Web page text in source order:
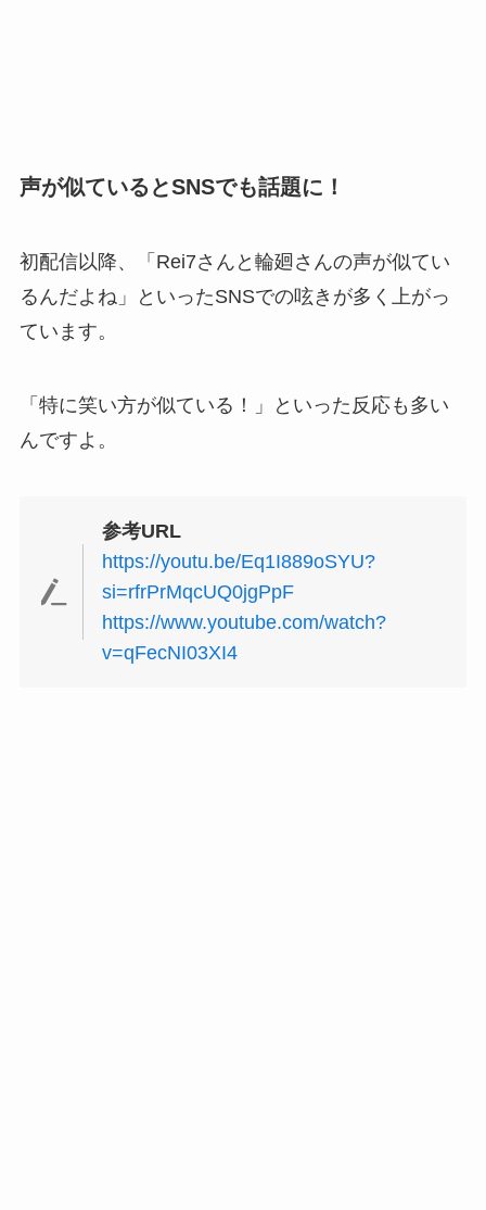
声が似ているとSNSでも話題に！
初配信以降、「Rei7さんと輪廻さんの声が似てい
るんだよね」といったSNSでの呟きが多く上がっ
ています。
「特に笑い方が似ている！」といった反応も多い
んですよ。
参考URL
https://youtu.be/Eq1I889oSYU?
si=rfrPrMqcUQ0jgPpF
https://www.youtube.com/watch?
v=qFecNI03XI4